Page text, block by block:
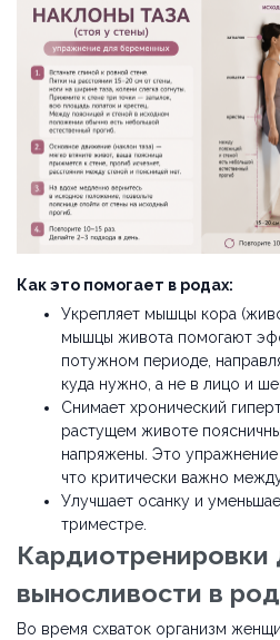
Как это помогает в родах:
Укрепляет мышцы кора
мышцы живота помогают
потужном периоде,
куда нужно, а не в лицо и
Снимает хронический
растущем животе
напряжены. Это упражнение
что критически важно
Улучшает осанку и
триместре.
Кардиотренировки
выносливости в
Во время схваток организм